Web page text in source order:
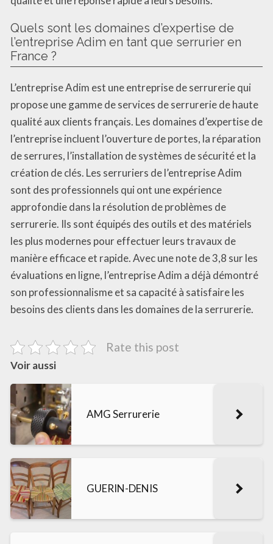
Quels sont les domaines d’expertise de
l’entreprise Adim en tant que serrurier en
France ?
L’entreprise Adim est une entreprise de serrurerie qui
propose une gamme de services de serrurerie de haute
qualité aux clients français. Les domaines d’expertise de
l’entreprise incluent l’ouverture de portes, la réparation
de serrures, l’installation de systèmes de sécurité et la
création de clés. Les serruriers de l’entreprise Adim
sont des professionnels qui ont une expérience
approfondie dans la résolution de problèmes de
serrurerie. Ils sont équipés des outils et des matériels
les plus modernes pour effectuer leurs travaux de
manière efficace et rapide. Avec une note de 3,8 sur les
évaluations en ligne, l’entreprise Adim a déjà démontré
son professionnalisme et sa capacité à satisfaire les
besoins des clients dans les domaines de la serrurerie.
Rate this post
Voir aussi
AMG Serrurerie
GUERIN-DENIS